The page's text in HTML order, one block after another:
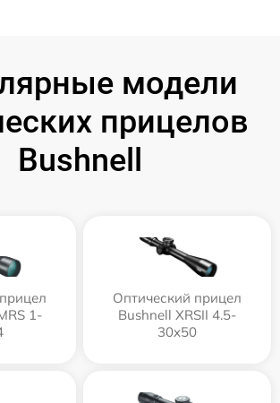
модели
прицелов
Bushnell
1-
Оптический прицел
Bushnell XRSII 4.5-
30x50